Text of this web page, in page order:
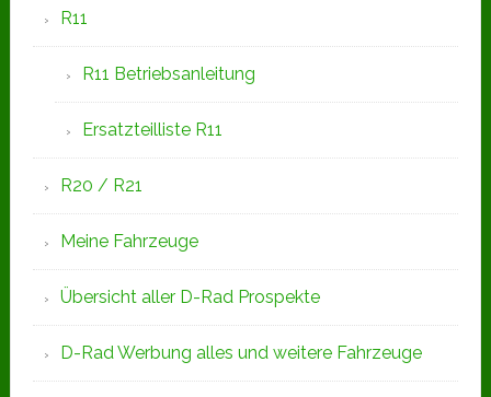
R11
R11 Betriebsanleitung
Ersatzteilliste R11
R20 / R21
Meine Fahrzeuge
Übersicht aller D-Rad Prospekte
D-Rad Werbung alles und weitere Fahrzeuge